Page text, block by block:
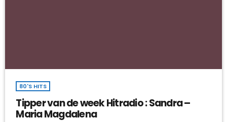
80'S HITS
Tipper van de week Hitradio : Sandra –
Maria Magdalena